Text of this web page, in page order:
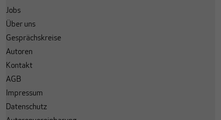
Jobs
Über uns
Gesprächskreise
Autoren
Kontakt
AGB
Impressum
Datenschutz